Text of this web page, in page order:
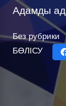
Адамды
Без рубрики
БӨЛІСУ